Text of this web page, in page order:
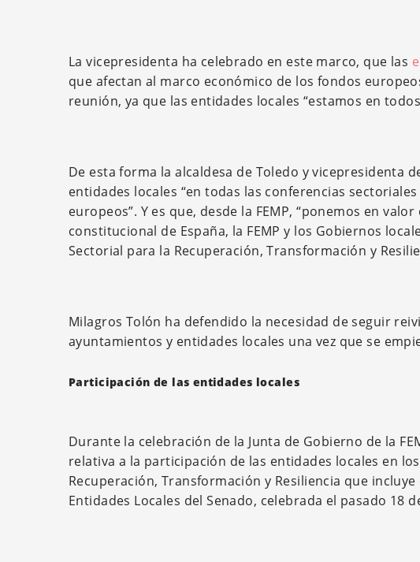
La vicepresidenta ha celebrado en este marco, que las
que afectan al marco económico de los fondos
reunión, ya que las entidades locales “estamos en
De esta forma la alcaldesa de Toledo y vicepresidenta
entidades locales “en todas las conferencias
europeos”. Y es que, desde la FEMP, “ponemos en
constitucional de España, la FEMP y los Gobiernos
Sectorial para la Recuperación, Transformación y
Milagros Tolón ha defendido la necesidad de seguir
ayuntamientos y entidades locales una vez que se
Participación de las entidades locales
Durante la celebración de la Junta de Gobierno de la
relativa a la participación de las entidades locales en
Recuperación, Transformación y Resiliencia que
Entidades Locales del Senado, celebrada el pasado 18